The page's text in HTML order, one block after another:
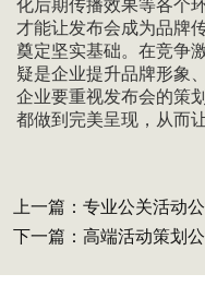
化后期传播效果等各个
才能让发布会成为品牌
奠定坚实基础。在竞争
疑是企业提升品牌形象
企业要重视发布会的策
都做到完美呈现，从而
上一篇： 专业公关活动
下一篇： 高端活动策划